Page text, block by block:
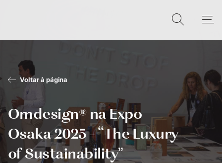
Voltar à página
Omdesign® na Expo
Osaka 2025 – “The Luxury
of Sustainability”